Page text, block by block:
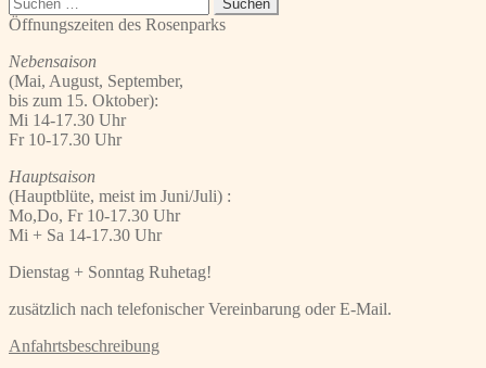
nach:
Öffnungszeiten des Rosenparks
Nebensaison
(Mai, August, September,
bis zum 15. Oktober):
Mi 14-17.30 Uhr
Fr 10-17.30 Uhr
Hauptsaison
(Hauptblüte, meist im Juni/Juli) :
Mo,Do, Fr 10-17.30 Uhr
Mi + Sa 14-17.30 Uhr
Dienstag + Sonntag Ruhetag!
zusätzlich nach telefonischer Vereinbarung oder E-Mail.
Anfahrtsbeschreibung